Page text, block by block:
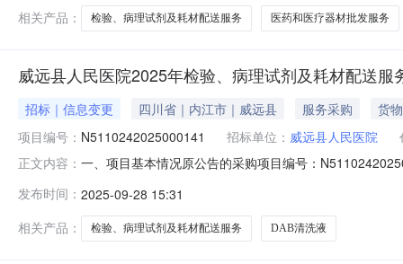
相关产品：
检验、病理试剂及耗材配送服务 医药和医疗器材批发服务
威远县人民医院2025年检验、病理试剂及耗材配送
招标｜信息变更 四川省｜内江市｜威远县 服务采购
货物
项目编号： N5110242025000141 招标单位： 威远县人民医院
正文内容： 一、项目基本情况原公告的采购项目编号：
0910:00:00。原公告的开启时间：2025-09-3010:00:00
发布时间： 2025-09-28 15:31
相关产品：
检验、病理试剂及耗材配送服务 DAB清洗液